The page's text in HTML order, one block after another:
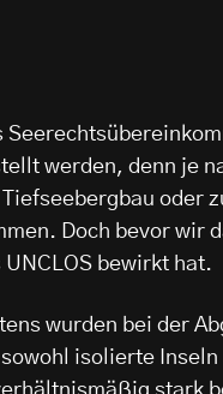
werden, denn je
oder
Doch bevor wir
UNCLOS bewirkt hat.
wurden bei der
isolierte